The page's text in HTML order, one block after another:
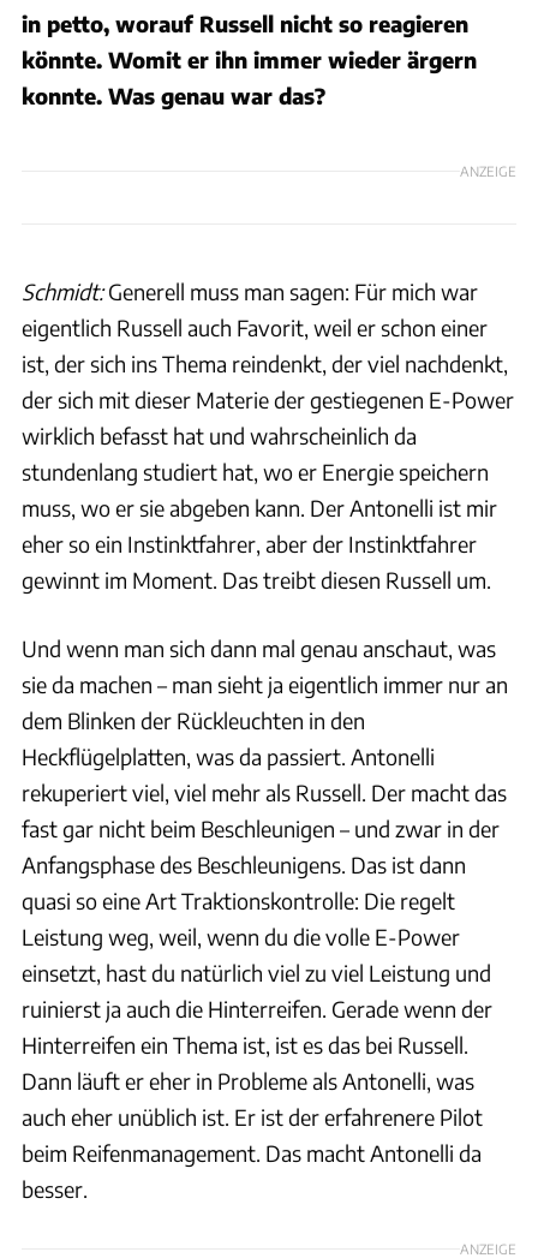
in petto, worauf Russell nicht so reagieren
könnte. Womit er ihn immer wieder ärgern
konnte. Was genau war das?
ANZEIGE
Schmidt:Generell muss man sagen: Für mich war
eigentlich Russell auch Favorit, weil er schon einer
ist, der sich ins Thema reindenkt, der viel nachdenkt,
der sich mit dieser Materie der gestiegenen E-Power
wirklich befasst hat und wahrscheinlich da
stundenlang studiert hat, wo er Energie speichern
muss, wo er sie abgeben kann. Der Antonelli ist mir
eher so ein Instinktfahrer, aber der Instinktfahrer
gewinnt im Moment. Das treibt diesen Russell um.
Und wenn man sich dann mal genau anschaut, was
sie da machen – man sieht ja eigentlich immer nur an
dem Blinken der Rückleuchten in den
Heckflügelplatten, was da passiert. Antonelli
rekuperiert viel, viel mehr als Russell. Der macht das
fast gar nicht beim Beschleunigen – und zwar in der
Anfangsphase des Beschleunigens. Das ist dann
quasi so eine Art Traktionskontrolle: Die regelt
Leistung weg, weil, wenn du die volle E-Power
einsetzt, hast du natürlich viel zu viel Leistung und
ruinierst ja auch die Hinterreifen. Gerade wenn der
Hinterreifen ein Thema ist, ist es das bei Russell.
Dann läuft er eher in Probleme als Antonelli, was
auch eher unüblich ist. Er ist der erfahrenere Pilot
beim Reifenmanagement. Das macht Antonelli da
besser.
ANZEIGE